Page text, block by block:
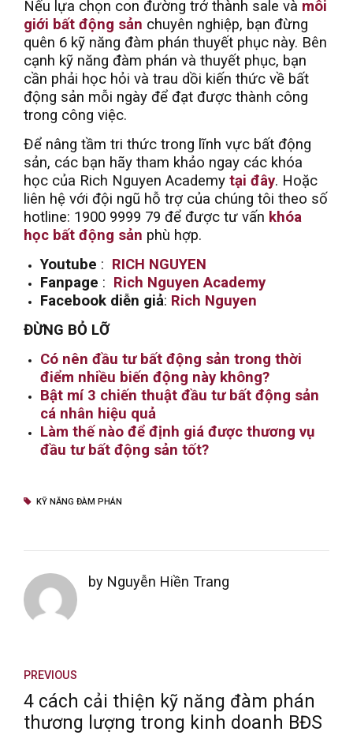
Nếu lựa chọn con đường trở thành sale và môi
giới bất động sản chuyên nghiệp, bạn đừng
quên 6 kỹ năng đàm phán thuyết phục này. Bên
cạnh kỹ năng đàm phán và thuyết phục, bạn
cần phải học hỏi và trau dồi kiến thức về bất
động sản mỗi ngày để đạt được thành công
trong công việc.
Để nâng tầm tri thức trong lĩnh vực bất động
sản, các bạn hãy tham khảo ngay các khóa
học của Rich Nguyen Academy tại đây. Hoặc
liên hệ với đội ngũ hỗ trợ của chúng tôi theo số
hotline: 1900 9999 79 để được tư vấn khóa
học bất động sản phù hợp.
Youtube : RICH NGUYEN
Fanpage : Rich Nguyen Academy
Facebook diễn giả: Rich Nguyen
ĐỪNG BỎ LỠ
Có nên đầu tư bất động sản trong thời
điểm nhiều biến động này không?
Bật mí 3 chiến thuật đầu tư bất động sản
cá nhân hiệu quả
Làm thế nào để định giá được thương vụ
đầu tư bất động sản tốt?
KỸ NĂNG ĐÀM PHÁN
by Nguyễn Hiền Trang
PREVIOUS
4 cách cải thiện kỹ năng đàm phán
thương lượng trong kinh doanh BĐS